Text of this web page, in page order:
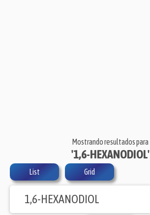
Mostrando resultados para
'1,6-HEXANODIOL'
List Grid
1,6-HEXANODIOL